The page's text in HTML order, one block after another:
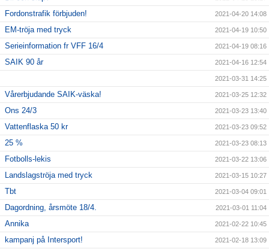
Fordonstrafik förbjuden! 2021-04-20 14:08
EM-tröja med tryck 2021-04-19 10:50
Serieinformation fr VFF 16/4 2021-04-19 08:16
SAIK 90 år 2021-04-16 12:54
2021-03-31 14:25
Vårerbjudande SAIK-väska! 2021-03-25 12:32
Ons 24/3 2021-03-23 13:40
Vattenflaska 50 kr 2021-03-23 09:52
25 % 2021-03-23 08:13
Fotbolls-lekis 2021-03-22 13:06
Landslagströja med tryck 2021-03-15 10:27
Tbt 2021-03-04 09:01
Dagordning, årsmöte 18/4. 2021-03-01 11:04
Annika 2021-02-22 10:45
kampanj på Intersport! 2021-02-18 13:09